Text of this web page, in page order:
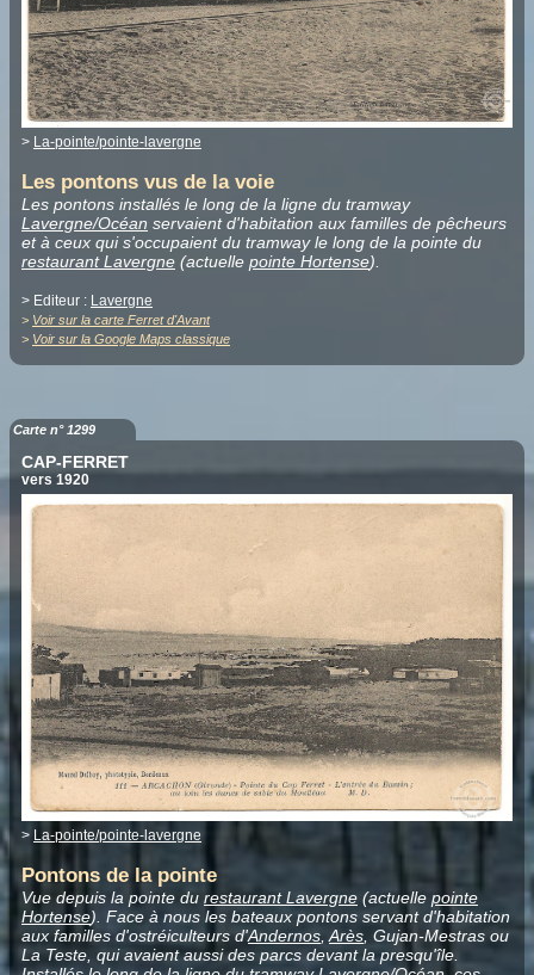
> La-pointe/pointe-lavergne
Les pontons vus de la voie
Les pontons installés le long de la ligne du tramway
Lavergne/Océan servaient d'habitation aux familles de pêcheurs
et à ceux qui s'occupaient du tramway le long de la pointe du
restaurant Lavergne (actuelle pointe Hortense).
> Editeur : Lavergne
> Voir sur la carte Ferret d'Avant
> Voir sur la Google Maps classique
Carte n° 1299
CAP-FERRET
vers 1920
> La-pointe/pointe-lavergne
Pontons de la pointe
Vue depuis la pointe du restaurant Lavergne (actuelle pointe
Hortense). Face à nous les bateaux pontons servant d'habitation
aux familles d'ostréiculteurs d'Andernos Arès , Gujan-Mestras ou
La Teste, qui avaient aussi des parcs devant la presqu'île.